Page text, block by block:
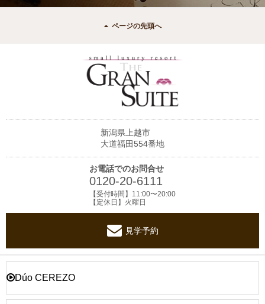
ページの先頭へ
新潟県上越市
大道福田554番地
お電話でのお問合せ
0120-20-6111
【受付時間】11:00〜20:00
【定休日】火曜日
見学予約
Dúo CEREZO